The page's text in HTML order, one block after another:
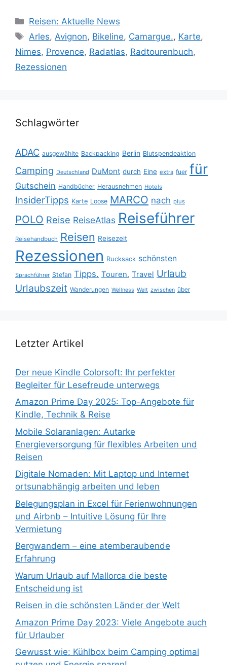
Kategorien
Reisen: Aktuelle News
Schlagwörter
Arles, Avignon, Bikeline, Camargue., Karte,
Nimes, Provence, Radatlas, Radtourenbuch,
Rezessionen
Schlagwörter
ADAC ausgewählte Backpacking Berlin Blutspendeaktion
Camping Deutschland DuMont durch Eine extra fuer für
Gutschein Handbücher Herausnehmen Hotels
InsiderTipps Karte Loose MARCO nach plus
POLO Reise ReiseAtlas Reiseführer
Reisehandbuch Reisen Reisezeit
Rezessionen Rucksack schönsten
Sprachführer Stefan Tipps. Touren. Travel Urlaub
Urlaubszeit Wanderungen Wellness Welt zwischen über
Letzter Artikel
Der neue Kindle Colorsoft: Ihr perfekter
Begleiter für Lesefreude unterwegs
Amazon Prime Day 2025: Top-Angebote für
Kindle, Technik & Reise
Mobile Solaranlagen: Autarke
Energieversorgung für flexibles Arbeiten und
Reisen
Digitale Nomaden: Mit Laptop und Internet
ortsunabhängig arbeiten und leben
Belegungsplan in Excel für Ferienwohnungen
und Airbnb – Intuitive Lösung für Ihre
Vermietung
Bergwandern – eine atemberaubende
Erfahrung
Warum Urlaub auf Mallorca die beste
Entscheidung ist
Reisen in die schönsten Länder der Welt
Amazon Prime Day 2023: Viele Angebote auch
für Urlauber
Gewusst wie: Kühlbox beim Camping optimal